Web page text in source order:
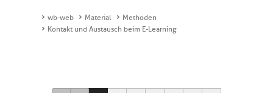
wb-web Material
Methoden
Kontakt und Austausch beim E-Learning